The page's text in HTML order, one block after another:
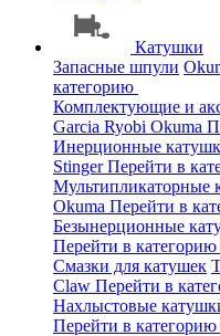
Катушки
Запасные шпули
категорию
Комплектующие и
Garcia Ryobi Okuma
Инерционные
StingerПерейти в
Мультипликаторные
Okuma Перейти в
Безынерционные
Перейти в категорию
Смазки для катушек
Claw Перейти в
Нахлыстовые
Перейти в категорию